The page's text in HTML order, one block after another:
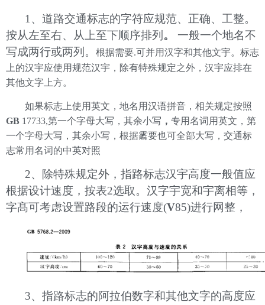
1、道路交通标志的字符应规范、正确、工整。
按从左至右、从上至下顺序排列 。
一般一个地名不
写成两行或两列。
根据需要.可并用汉字和其他文宇。标志
上的汉宇应使用规范汉宇，除有特殊规定之外，汉宇应排在
其他文字上方。
如果标志上使用英文，地名用汉语拼音，相关规定按照
GB 17733,第一个字母大写，其余小写 ， 专用名词用英文，第
一个字母大写，其余小写，根据霱要也可全部大写，交通标
志常用名词的中英对照
2、除特殊规定外，指路标志汉宇高度一般值应
根据设计速度，按表2选取。汉字宇宽和宇离相等，
字髙可考虑设置路段的运行速度(V85)进行网整，
3、指路标志的阿拉伯数字和其他文字的高度应